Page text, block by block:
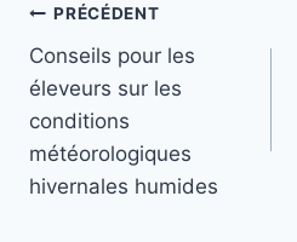
Navigation
de
l’article
PRÉCÉDENT
Conseils pour les
éleveurs sur les
conditions
météorologiques
hivernales humides